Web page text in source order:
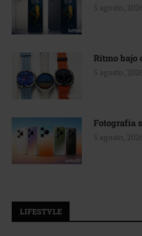
5 agosto,
Ritmo bajo
5 agosto,
Fotografía
5 agosto,
LIFESTYLE